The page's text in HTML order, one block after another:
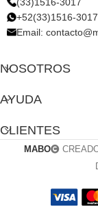
+52(33)1516-3017
Email:
NOSOTROS
AYUDA
CLIENTES
MABO